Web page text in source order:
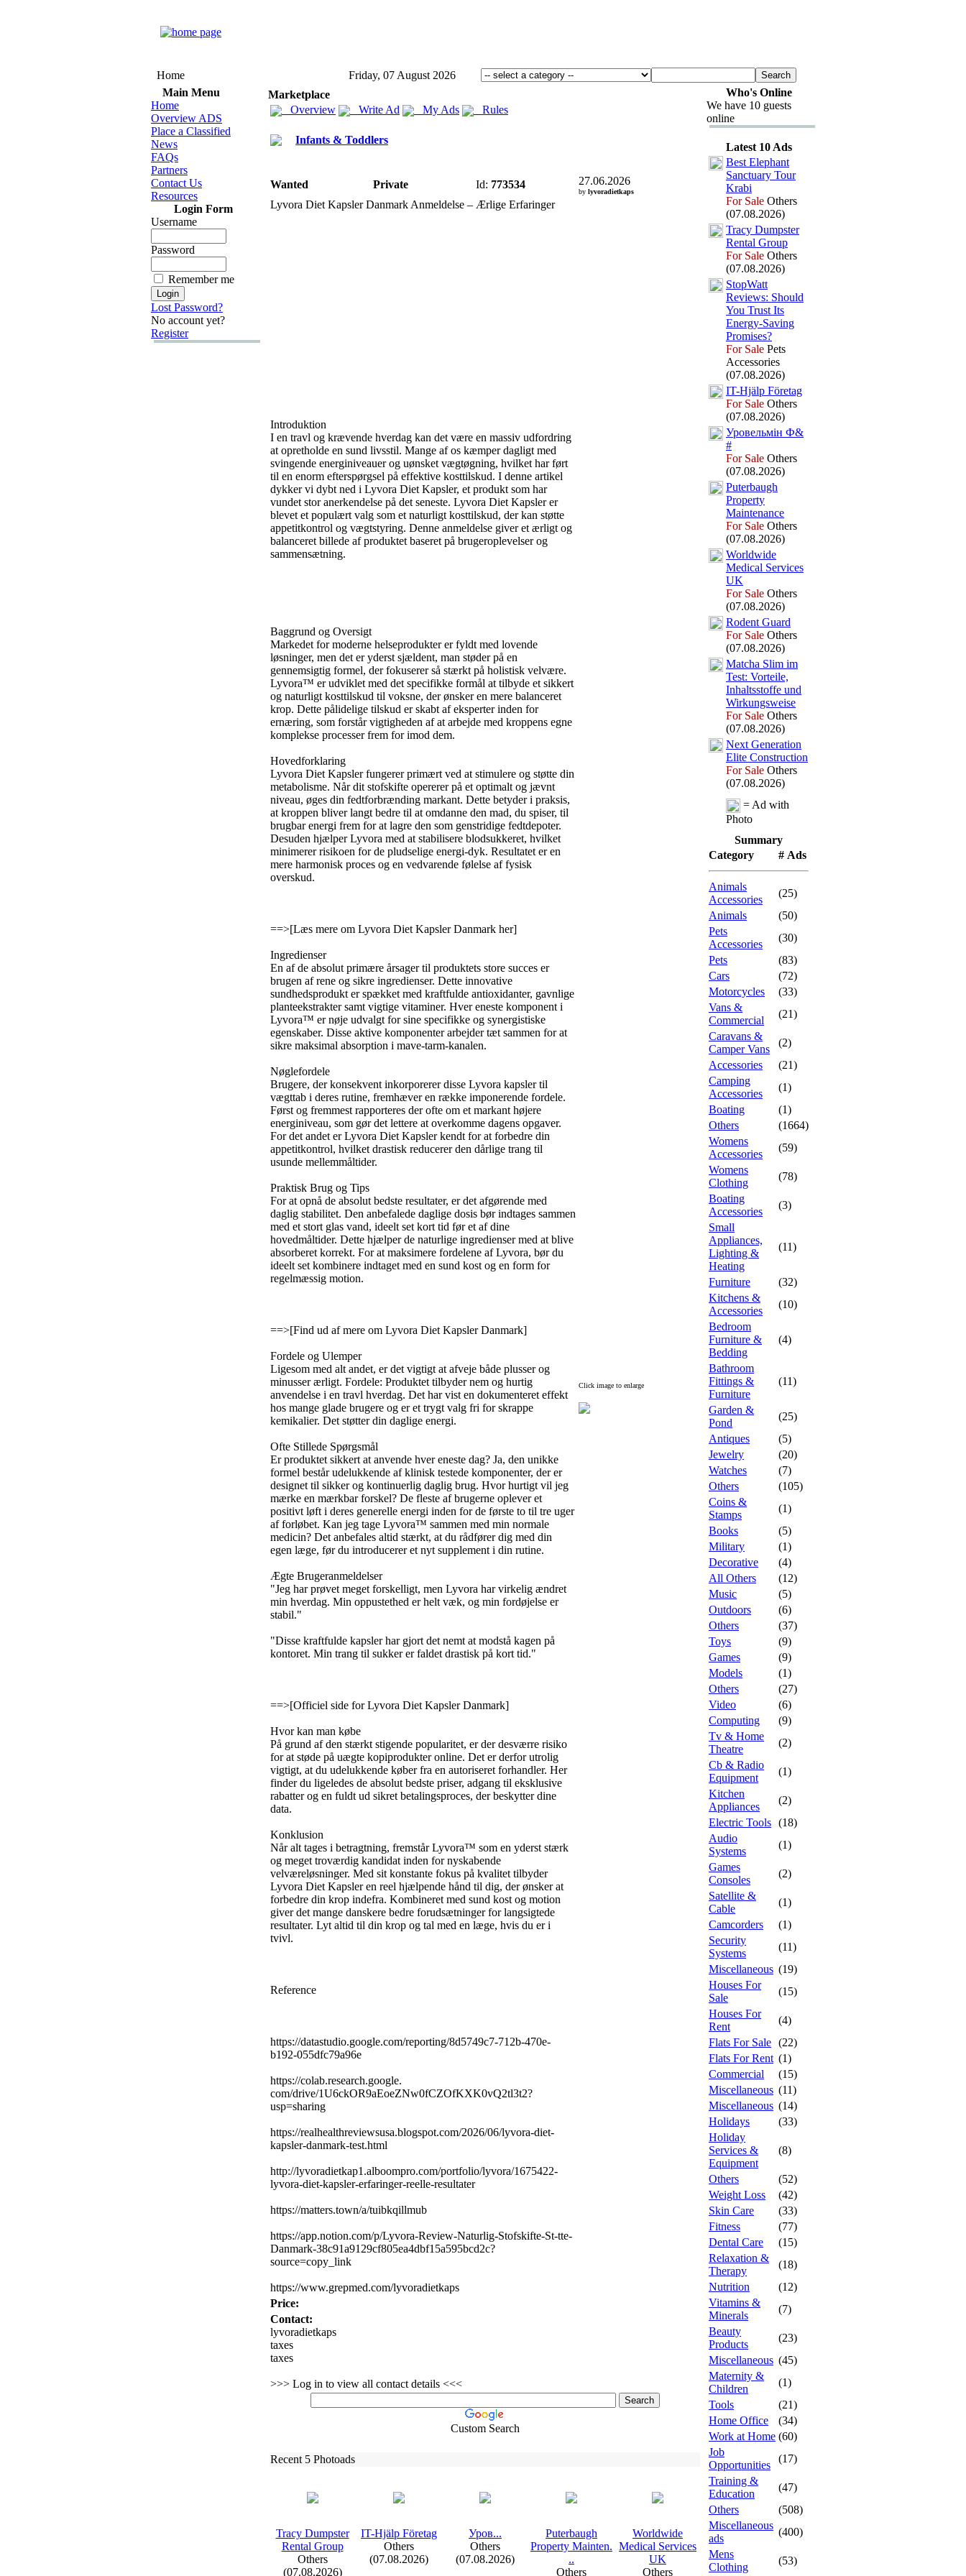
Home
Friday, 07 August 2026
Main Menu
Home
Overview ADS
Place a Classified
News
FAQs
Partners
Contact Us
Resources
Login Form
Username
Password
Remember me
Lost Password?
No account yet?
Register
Marketplace
Overview
Write Ad My Ads Rules
Infants & Toddlers
Wanted Private Id: 773534 27.06.2026
by lyvoradietkaps
Lyvora Diet Kapsler Danmark Anmeldelse – Ærlige Erfaringer
Introduktion
I en travl og krævende hverdag kan det være en massiv udfordring
at opretholde en sund livsstil. Mange af os kæmper dagligt med
svingende energiniveauer og uønsket vægtøgning, hvilket har ført
til en enorm efterspørgsel på effektive kosttilskud. I denne artikel
dykker vi dybt ned i Lyvora Diet Kapsler, et produkt som har
vundet stor anerkendelse på det seneste. Lyvora Diet Kapsler er
blevet et populært valg som et naturligt kosttilskud, der kan støtte
appetitkontrol og vægtstyring. Denne anmeldelse giver et ærligt og
balanceret billede af produktet baseret på brugeroplevelser og
sammensætning.
Baggrund og Oversigt
Markedet for moderne helseprodukter er fyldt med lovende
løsninger, men det er yderst sjældent, man støder på en
gennemsigtig formel, der fokuserer så stærkt på holistisk velvære.
Lyvora™ er udviklet med det specifikke formål at tilbyde et sikkert
og naturligt kosttilskud til voksne, der ønsker en mere balanceret
krop. Dette pålidelige tilskud er skabt af eksperter inden for
ernæring, som forstår vigtigheden af at arbejde med kroppens egne
komplekse processer frem for imod dem.
Hovedforklaring
Lyvora Diet Kapsler fungerer primært ved at stimulere og støtte din
metabolisme. Når dit stofskifte opererer på et optimalt og jævnt
niveau, øges din fedtforbrænding markant. Dette betyder i praksis,
at kroppen bliver langt bedre til at omdanne den mad, du spiser, til
brugbar energi frem for at lagre den som genstridige fedtdepoter.
Desuden hjælper Lyvora med at stabilisere blodsukkeret, hvilket
minimerer risikoen for de pludselige energi-dyk. Resultatet er en
mere harmonisk proces og en vedvarende følelse af fysisk
overskud.
==>[Læs mere om Lyvora Diet Kapsler Danmark her]
Ingredienser
En af de absolut primære årsager til produktets store succes er
brugen af rene og sikre ingredienser. Dette innovative
sundhedsprodukt er spækket med kraftfulde antioxidanter, gavnlige
planteekstrakter samt vigtige vitaminer. Hver eneste komponent i
Lyvora™ er nøje udvalgt for sine specifikke og synergistiske
egenskaber. Disse aktive komponenter arbejder tæt sammen for at
sikre maksimal absorption i mave-tarm-kanalen.
Nøglefordele
Brugere, der konsekvent inkorporerer disse Lyvora kapsler til
vægttab i deres rutine, fremhæver en række imponerende fordele.
Først og fremmest rapporteres der ofte om et markant højere
energiniveau, som gør det lettere at overkomme dagens opgaver.
For det andet er Lyvora Diet Kapsler kendt for at forbedre din
appetitkontrol, hvilket drastisk reducerer den dårlige trang til
usunde mellemmåltider.
Praktisk Brug og Tips
For at opnå de absolut bedste resultater, er det afgørende med
daglig stabilitet. Den anbefalede daglige dosis bør indtages sammen
med et stort glas vand, ideelt set kort tid før et af dine
hovedmåltider. Dette hjælper de naturlige ingredienser med at blive
absorberet korrekt. For at maksimere fordelene af Lyvora, bør du
ideelt set kombinere indtaget med en sund kost og en form for
regelmæssig motion.
==>[Find ud af mere om Lyvora Diet Kapsler Danmark]
Fordele og Ulemper
Ligesom med alt andet, er det vigtigt at afveje både plusser og
minusser ærligt. Fordele: Produktet tilbyder nem og hurtig
anvendelse i en travl hverdag. Det har vist en dokumenteret effekt
hos mange glade brugere og er et trygt valg fri for skrappe
kemikalier. Det støtter din daglige energi.
Ofte Stillede Spørgsmål
Er produktet sikkert at anvende hver eneste dag? Ja, den unikke
formel består udelukkende af klinisk testede komponenter, der er
designet til sikker og kontinuerlig daglig brug. Hvor hurtigt vil jeg
mærke en mærkbar forskel? De fleste af brugerne oplever et
positivt løft i deres generelle energi inden for de første to til tre uger
af forløbet. Kan jeg tage Lyvora™ sammen med min normale
medicin? Det anbefales altid stærkt, at du rådfører dig med din
egen læge, før du introducerer et nyt supplement i din rutine.
Ægte Brugeranmeldelser
"Jeg har prøvet meget forskelligt, men Lyvora har virkelig ændret
min hverdag. Min oppustethed er helt væk, og min fordøjelse er
stabil."
"Disse kraftfulde kapsler har gjort det nemt at modstå kagen på
kontoret. Min trang til sukker er faldet drastisk på kort tid."
==>[Officiel side for Lyvora Diet Kapsler Danmark]
Hvor kan man købe
På grund af den stærkt stigende popularitet, er der desværre risiko
for at støde på uægte kopiprodukter online. Det er derfor utrolig
vigtigt, at du udelukkende køber fra en autoriseret forhandler. Her
finder du ligeledes de absolut bedste priser, adgang til eksklusive
rabatter og en fuldt ud sikret betalingsproces, der beskytter dine
data.
Konklusion
Når alt tages i betragtning, fremstår Lyvora™ som en yderst stærk
og meget troværdig kandidat inden for nyskabende
velværeløsninger. Med sit konstante fokus på kvalitet tilbyder
Lyvora Diet Kapsler en reel hjælpende hånd til dig, der ønsker at
forbedre din krop indefra. Kombineret med sund kost og motion
giver det mange danskere bedre forudsætninger for langsigtede
resultater. Lyt altid til din krop og tal med en læge, hvis du er i
tvivl.
Reference
https://datastudio.google.com/reporting/8d5749c7-712b-470e-
b192-055dfc79a96e
https://colab.research.google.
com/drive/1U6ckOR9aEoeZNw0fCZOfKXK0vQ2tl3t2?
usp=sharing
https://realhealthreviewsusa.blogspot.com/2026/06/lyvora-diet-
kapsler-danmark-test.html
http://lyvoradietkap1.alboompro.com/portfolio/lyvora/1675422-
lyvora-diet-kapsler-erfaringer-reelle-resultater
https://matters.town/a/tuibkqillmub
https://app.notion.com/p/Lyvora-Review-Naturlig-Stofskifte-St-tte-
Danmark-38c91a9129cf805ea4dbf15a595bcd2c?
source=copy_link
https://www.grepmed.com/lyvoradietkaps
Click image to enlarge
Price:
Contact:
lyvoradietkaps
taxes
taxes
>>> Log in to view all contact details <<<
Custom Search
Recent 5 Photoads
Tracy Dumpster
Rental Group
Others
(07.08.2026)
IT-Hjälp Företag
Others
(07.08.2026)
Уров...
Others
(07.08.2026)
Puterbaugh
Property Mainten.
..
Others
Worldwide
Medical Services
UK
Others
Who's Online
We have 10 guests
online
Latest 10 Ads
Best Elephant
Sanctuary Tour
Krabi
For Sale Others
(07.08.2026)
Tracy Dumpster
Rental Group
For Sale Others
(07.08.2026)
StopWatt
Reviews: Should
You Trust Its
Energy-Saving
Promises?
For Sale Pets
Accessories
(07.08.2026)
IT-Hjälp Företag
For Sale Others
(07.08.2026)
Уровельмін Ф&
#
For Sale Others
(07.08.2026)
Puterbaugh
Property
Maintenance
For Sale Others
(07.08.2026)
Worldwide
Medical Services
UK
For Sale Others
(07.08.2026)
Rodent Guard
For Sale Others
(07.08.2026)
Matcha Slim im
Test: Vorteile,
Inhaltsstoffe und
Wirkungsweise
For Sale Others
(07.08.2026)
Next Generation
Elite Construction
For Sale Others
(07.08.2026)
= Ad with
Photo
Summary
Category
# Ads
Animals
Accessories
(25)
Animals
(50)
Pets
Accessories
(30)
Pets
(83)
Cars
(72)
Motorcycles
(33)
Vans &
Commercial
(21)
Caravans &
Camper Vans
(2)
Accessories
(21)
Camping
Accessories
(1)
Boating
(1)
Others
(1664)
Womens
Accessories
(59)
Womens
Clothing
(78)
Boating
Accessories
(3)
Small
Appliances,
Lighting &
Heating
(11)
Furniture
(32)
Kitchens &
Accessories
(10)
Bedroom
Furniture &
Bedding
(4)
Bathroom
Fittings &
Furniture
(11)
Garden &
Pond
(25)
Antiques
(5)
Jewelry
(20)
Watches
(7)
Others
(105)
Coins &
Stamps
(1)
Books
(5)
Military
(1)
Decorative
(4)
All Others
(12)
Music
(5)
Outdoors
(6)
Others
(37)
Toys
(9)
Games
(9)
Models
(1)
Others
(27)
Video
(6)
Computing
(9)
Tv & Home
Theatre
(2)
Cb & Radio
Equipment
(1)
Kitchen
Appliances
(2)
Electric Tools (18)
Audio
Systems
(1)
Games
Consoles
(2)
Satellite &
Cable
(1)
Camcorders
(1)
Security
Systems
(11)
Miscellaneous (19)
Houses For
Sale
(15)
Houses For
Rent
(4)
Flats For Sale (22)
Flats For Rent (1)
Commercial
(15)
Miscellaneous (11)
Miscellaneous (14)
Holidays
(33)
Holiday
Services &
Equipment
(8)
Others
(52)
Weight Loss
(42)
Skin Care
(33)
Fitness
(77)
Dental Care
(15)
Relaxation &
Therapy
(18)
Nutrition
(12)
Vitamins &
Minerals
(7)
Beauty
Products
(23)
Miscellaneous (45)
Maternity &
Children
(1)
Tools
(21)
Home Office
(34)
Work at Home (60)
Job
Opportunities
(17)
Training &
Education
(47)
Others
(508)
Miscellaneous
ads
(400)
Mens
Clothing
(53)